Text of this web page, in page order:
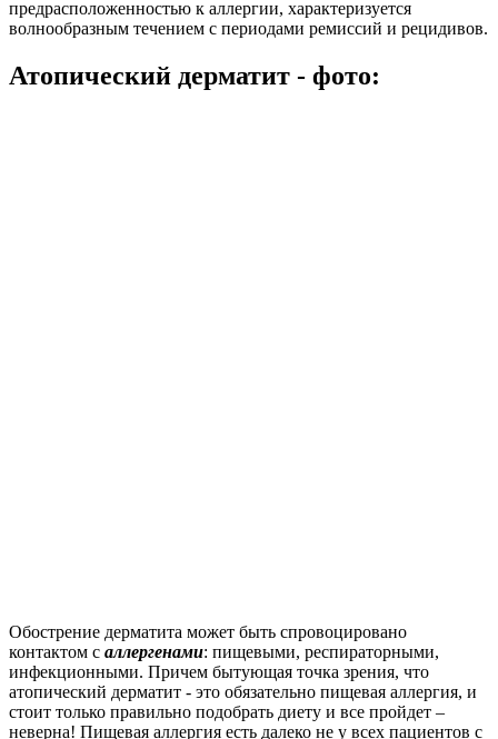
предрасположенностью к аллергии, характеризуется
волнообразным течением с периодами ремиссий и рецидивов.
Атопический дерматит - фото:
Обострение дерматита может быть спровоцировано
контактом с аллергенами: пищевыми, респираторными,
инфекционными. Причем бытующая точка зрения, что
атопический дерматит - это обязательно пищевая аллергия, и
стоит только правильно подобрать диету и все пройдет –
неверна! Пищевая аллергия есть далеко не у всех пациентов с